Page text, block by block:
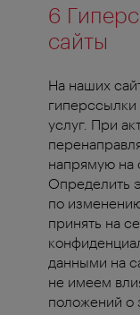
6
сайты
На наших
гиперссылки
услуг. При
напрямую на
Определить
по
принять на
данными на
не имеем
положений о